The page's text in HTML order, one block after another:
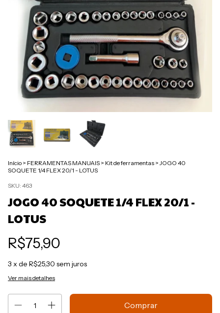
Início > FERRAMENTAS MANUAIS > Kit de ferramentas > JOGO 40
SOQUETE 1/4 FLEX 20/1 - LOTUS
SKU: 463
JOGO 40 SOQUETE 1/4 FLEX 20/1 -
LOTUS
R$75,90
3 x de R$25,30 sem juros
Ver mais detalhes